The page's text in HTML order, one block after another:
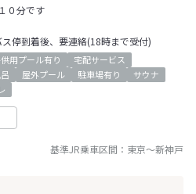
０分です
停到着後、要連絡(18時まで受付)
用プール有り
宅配サービス
屋外プール 駐車場有り
サウナ
基準JR乗車区間： 東京～新神戸